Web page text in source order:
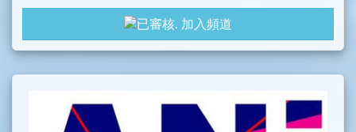
為防止惡意炸群，每天凌晨，台北時間( GMT+8)0
除外)post的media
加入頻道